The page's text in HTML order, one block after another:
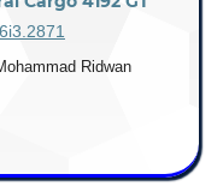
Ridwan